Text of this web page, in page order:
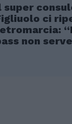
super
ci
non